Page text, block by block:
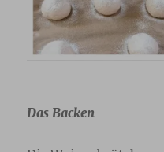
Das Backen